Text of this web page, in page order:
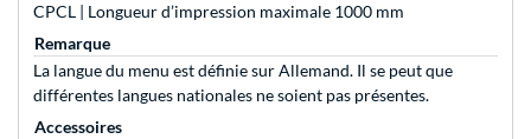
CPCL | Longueur d’impression maximale 1000 mm
Remarque
La langue du menu est définie sur Allemand. Il se peut que
différentes langues nationales ne soient pas présentes.
Accessoires